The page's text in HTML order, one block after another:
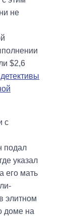
не
$2,6
детективы
с
подал
указал
его мать
элитном
доме на